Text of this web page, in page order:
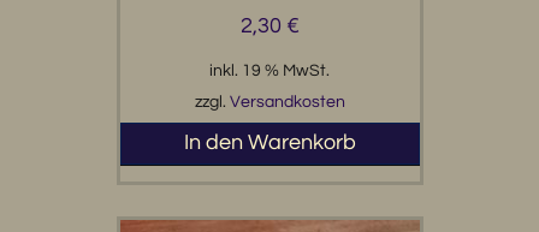
2,30 €
inkl. 19 % MwSt.
zzgl. Versandkosten
In den Warenkorb